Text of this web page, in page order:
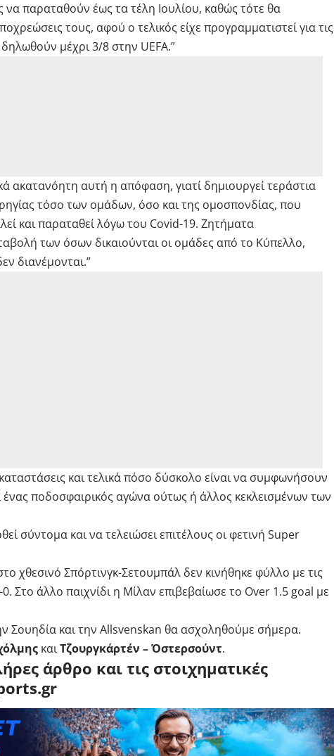
παραταθούν έως τα τέλη Ιουλίου, καθώς τότε θα
τους, αφού ο τελικός είχε προγραμματιστεί για τις
μέχρι 3/8 στην UEFA.”
ακατανόητη αυτή η απόφαση, γιατί δημιουργεί τεράστια
τόσο των ομάδων, όσο και της ομοσπονδίας, που
και παραταθεί λόγω του Covid-19. Ζητήματα
των όσων δικαιούνται οι ομάδες από το Κύπελλο,
διανέμονται.”
και τελικά πόσο δύσκολο είναι να συμφωνήσουν
ένας ποδοσφαιρικός αγώνα ούτως ή άλλος κεκλεισμένων των
σύντομα και να τελειώσει επιτέλους οι φετινή Super
χθεσινό Σπόρτινγκ-Σετουμπάλ δεν κινήθηκε φύλλο με τις
Στο άλλο παιχνίδι η Μίλαν επιβεβαίωσε το Over 1.5 goal με
Σουηδία και την Allsvenskan θα ασχοληθούμε σήμερα.
καιΤζουργκάρτέν – Όστερσούντ.
άρθρο και τις στοιχηματικές